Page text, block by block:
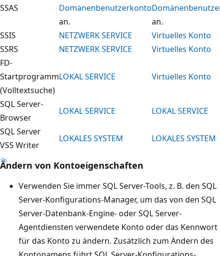
SSAS
Domänenbenutzerkonto
an.
an.
SSIS
NETZWERK SERVICE
Virtuelles Konto
SSRS
NETZWERK SERVICE
Virtuelles Konto
FD-
Startprogramm
(Volltextsuche)
LOKAL SERVICE Virtuelles Konto
SQL Server-
Browser
LOKAL SERVICE
LOKAL SERVICE
SQL Server
VSS Writer
LOKALES SYSTEM LOKALES SYSTEM
Ändern von Kontoeigenschaften
Verwenden Sie immer SQL Server-Tools, z. B. den SQL
Server-Konfigurations-Manager, um das von den SQL
Server-Datenbank-Engine- oder SQL Server-
Agentdiensten verwendete Konto oder das Kennwort
für das Konto zu ändern. Zusätzlich zum Ändern des